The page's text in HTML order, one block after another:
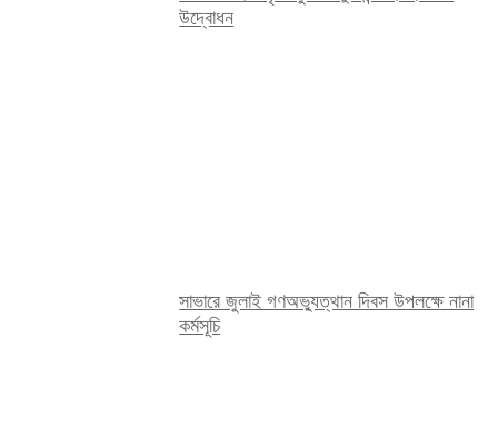
উদ্বোধন
সাভারে জুলাই গণঅভ্যুত্থান দিবস উপলক্ষে নানা
কর্মসূচি